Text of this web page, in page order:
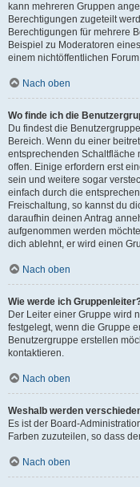
kann mehreren Gruppen
Berechtigungen zugeteilt
Berechtigungen für mehrere
Beispiel zu Moderatoren
einem nichtöffentlichen
Nach oben
Wo finde ich die
Du findest die
Bereich. Wenn du einer
entsprechenden Schaltfläche
offen. Einige erfordern erst
sein und weitere sogar
einfach durch die
Freischaltung, so kannst du
daraufhin deinen Antrag
aufgenommen werden
dich ablehnt, er wird einen
Nach oben
Wie werde ich
Der Leiter einer Gruppe wird
festgelegt, wenn die Gruppe
Benutzergruppe erstellen
kontaktieren.
Nach oben
Weshalb werden
Es ist der Board-
Farben zuzuteilen, so dass
Nach oben